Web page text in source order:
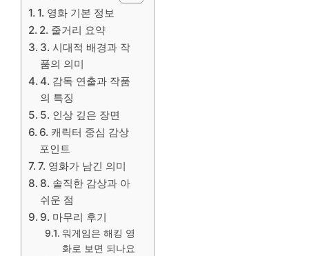
1. 영화 기본 정보
2. 줄거리 요약
3. 시대적 배경과 작
품의 의미
4. 감독 연출과 작품
의 특징
5. 인상 깊은 장면
6. 캐릭터 중심 감상
포인트
7. 영화가 남긴 의미
8. 솔직한 감상과 아
쉬운 점
9. 마무리 후기
워게임은 해킹 영
화로 보면 되나요